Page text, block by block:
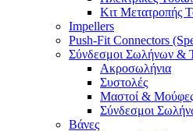
Κιτ Μετατροπής
Impellers
Push-Fit Connectors
Σύνδεσμοι Σωλήνων &
Ακροσωλήνια
Συστολές
Μαστοί &
Σύνδεσμοι
Βάνες